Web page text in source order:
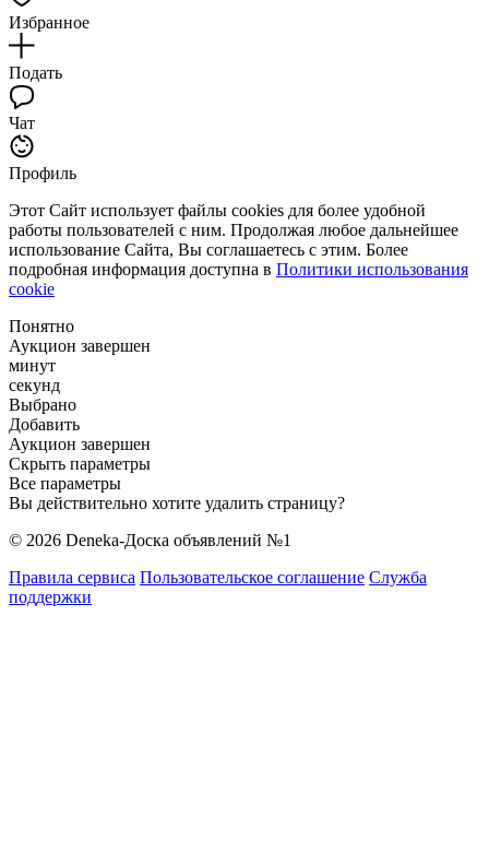
Избранное
Подать
Чат
Профиль
Этот Сайт использует файлы cookies для более удобной
работы пользователей с ним. Продолжая любое дальнейшее
использование Сайта, Вы соглашаетесь с этим. Более
подробная информация доступна в Политики использования
cookie
Понятно
Аукцион завершен
минут
секунд
Выбрано
Добавить
Аукцион завершен
Скрыть параметры
Все параметры
Вы действительно хотите удалить страницу?
© 2026 Deneka-Доска объявлений №1
Правила сервиса Пользовательское соглашение Служба
поддержки